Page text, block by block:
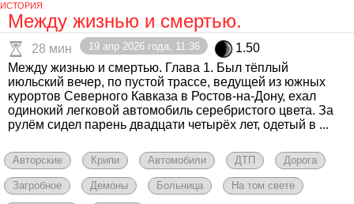
ИСТОРИЯ
Между жизнью и смертью.
28 мин 19 апр 2026 года, 11:36
1.50
Между жизнью и смертью. Глава 1. Был тёплый
июльский вечер, по пустой трассе, ведущей из южных
курортов Северного Кавказа в Ростов-на-Дону, ехал
одинокий легковой автомобиль серебристого цвета. За
рулём сидел парень двадцати четырёх лет, одетый в ...
Авторские Крипи Автомобили ДТП Дорога
Загробное Демоны Больница На том свете